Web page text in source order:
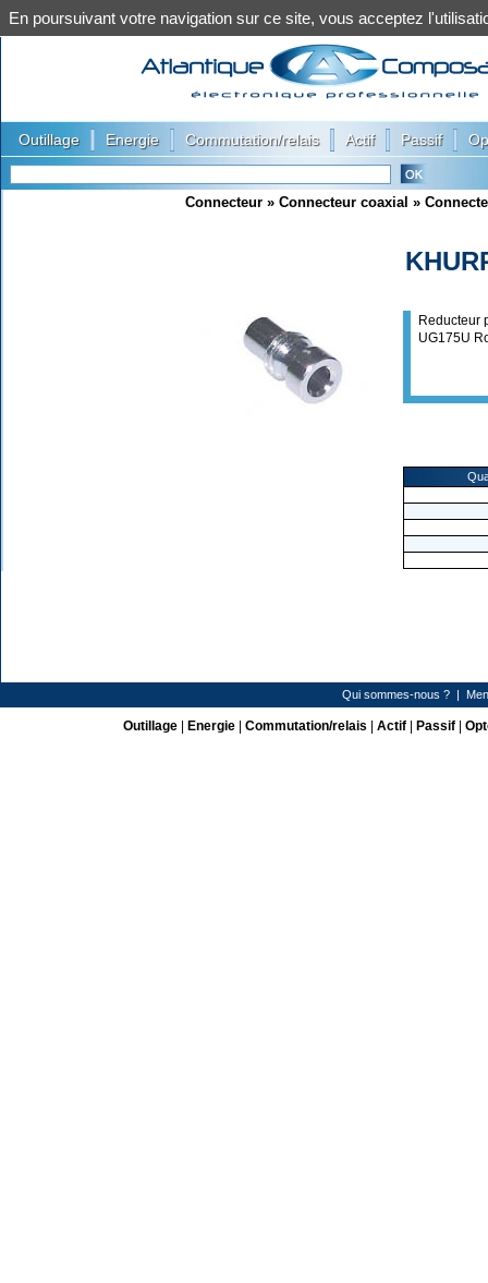
Outillage Energie Commutation/relais Actif Passif
Connecteur » Connecteur coaxial »
Reducteur
UG175U
Qui sommes-nous ? |
Outillage| Energie| Commutation/relais Actif| Passif|
En poursuivant votre navigation sur ce site, vous acceptez